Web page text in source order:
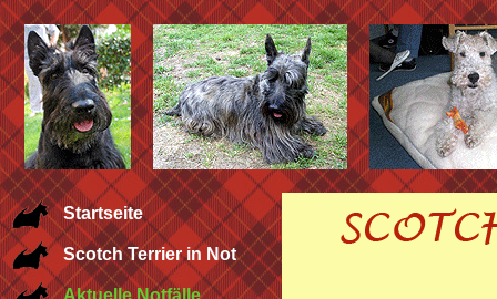
Startseite
Scotch Terrier in Not
Aktuelle Notfälle